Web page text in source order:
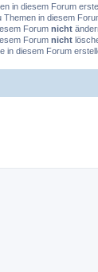
in diesem Forum
Themen in diesem
Forum nicht
Forum nicht
in diesem Forum